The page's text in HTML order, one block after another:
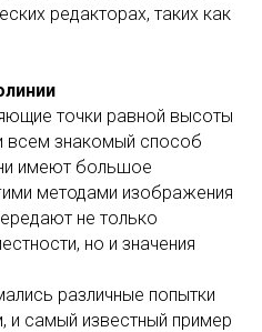
редакторах, таких как
точки равной высоты
всем знакомый способ
имеют большое
методами изображения
не только
но и значения
различные попытки
и самый известный пример